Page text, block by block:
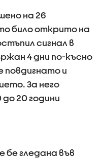
на 26
било открито на
сигнал в
4 дни по-късно
повдигнато и
За него
20 години
бе гледана във